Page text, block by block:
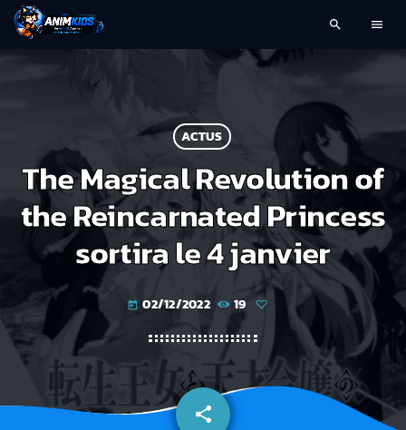
search menu
ACTUS
The Magical Revolution of
the Reincarnated Princess
sortira le 4 janvier
today 02/12/2022 19
share
email